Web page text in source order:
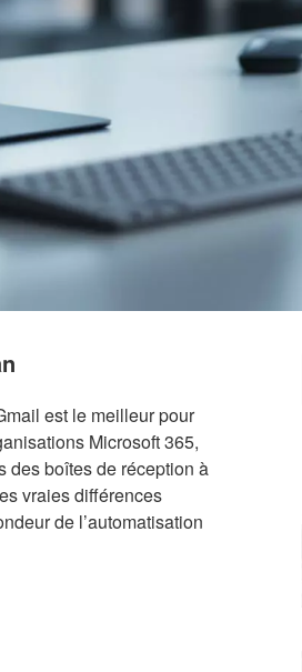
est le meilleur pour
Microsoft 365,
des boîtes de réception à
vraies différences
de l’automatisation